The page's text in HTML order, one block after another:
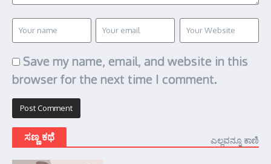
Save my name, email, and website in this
browser for the next time I comment.
ಸಣ್ಣ ಕಥೆ ಎಲ್ಲವನ್ನೂ ಕಾಣಿ